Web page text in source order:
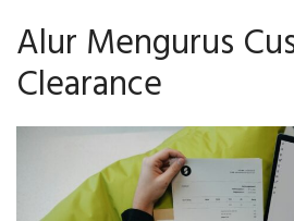
Alur Mengurus
Clearance